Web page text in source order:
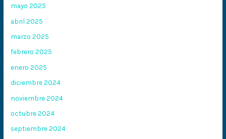
mayo 2025
abril 2025
marzo 2025
febrero 2025
enero 2025
diciembre 2024
noviembre 2024
octubre 2024
septiembre 2024